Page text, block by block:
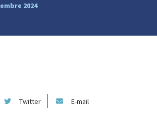
2024
Twitter E-mail